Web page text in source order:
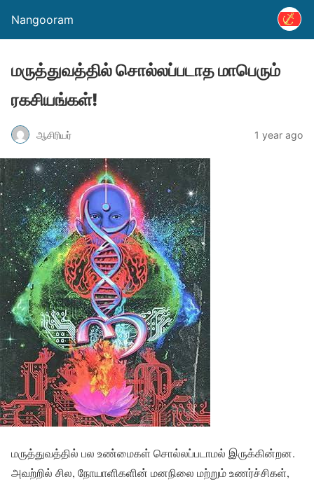
Nangooram
மருத்துவத்தில் சொல்லப்படாத மாபெரும்
ரகசியங்கள்!
ஆசிரியர் 1 year ago
மருத்துவத்தில் பல உண்மைகள் சொல்லப்படாமல் இருக்கின்றன.
அவற்றில் சில, நோயாளிகளின் மனநிலை மற்றும் உணர்ச்சிகள்,